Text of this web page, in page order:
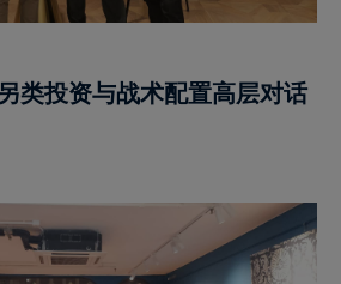
类投资与战术配置高层对话